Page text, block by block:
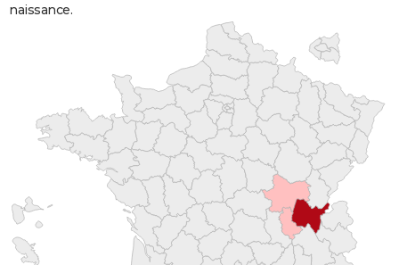
naissance.